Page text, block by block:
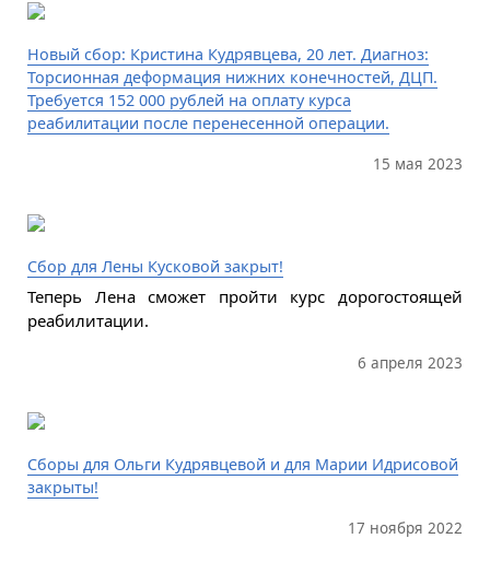
Новый сбор: Кристина Кудрявцева, 20 лет. Диагноз:
Торсионная деформация нижних конечностей, ДЦП.
Требуется 152 000 рублей на оплату курса
реабилитации после перенесенной операции.
15 мая 2023
Сбор для Лены Кусковой закрыт!
Теперь Лена сможет пройти курс дорогостоящей
реабилитации.
6 апреля 2023
Сборы для Ольги Кудрявцевой и для Марии Идрисовой
закрыты!
17 ноября 2022